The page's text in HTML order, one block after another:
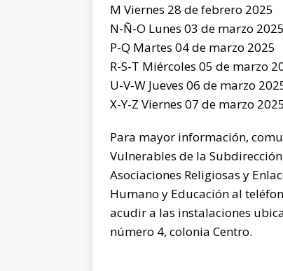
M Viernes 28 de febrero 2025
N-Ñ-O Lunes 03 de marzo 2025
P-Q Martes 04 de marzo 2025
R-S-T Miércoles 05 de marzo
U-V-W Jueves 06 de marzo
X-Y-Z Viernes 07 de marzo 2025
Para mayor información,
Vulnerables de la
Asociaciones Religiosas y
Humano y Educación al
acudir a las instalaciones
número 4, colonia Centro.